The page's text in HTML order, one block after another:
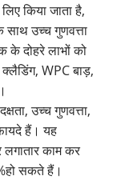
किया जाता है,
उच्च गुणवत्ता
के दोहरे लाभों को
WPC बाड़,
उच्च गुणवत्ता,
हैं।यह
लगातार काम कर
सकते हैं।